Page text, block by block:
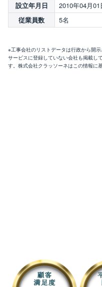
設立年月日 2010年04月01
従業員数 5名
※工事会社のリストデータは行政から開
サービスに登録していない会社も掲載し
す。株式会社クラッソーネはこの情報に